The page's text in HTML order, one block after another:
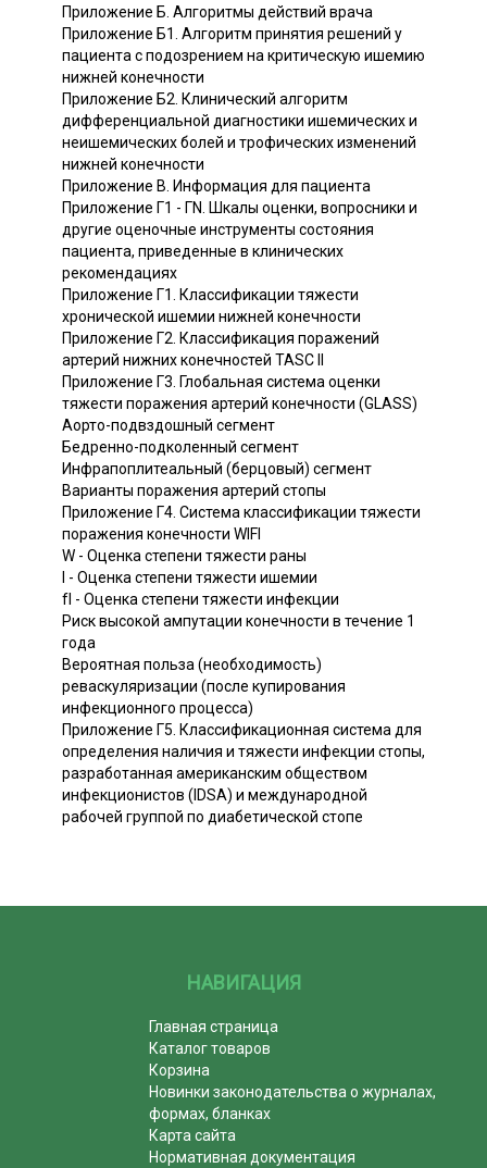
Приложение Б. Алгоритмы действий врача
Приложение Б1. Алгоритм принятия решений у
пациента с подозрением на критическую ишемию
нижней конечности
Приложение Б2. Клинический алгоритм
дифференциальной диагностики ишемических и
неишемических болей и трофических изменений
нижней конечности
Приложение В. Информация для пациента
Приложение Г1 - ГN. Шкалы оценки, вопросники и
другие оценочные инструменты состояния
пациента, приведенные в клинических
рекомендациях
Приложение Г1. Классификации тяжести
хронической ишемии нижней конечности
Приложение Г2. Классификация поражений
артерий нижних конечностей TASC II
Приложение Г3. Глобальная система оценки
тяжести поражения артерий конечности (GLASS)
Аорто-подвздошный сегмент
Бедренно-подколенный сегмент
Инфрапоплитеальный (берцовый) сегмент
Варианты поражения артерий стопы
Приложение Г4. Система классификации тяжести
поражения конечности WIFI
W - Оценка степени тяжести раны
I - Оценка степени тяжести ишемии
fI - Оценка степени тяжести инфекции
Риск высокой ампутации конечности в течение 1
года
Вероятная польза (необходимость)
реваскуляризации (после купирования
инфекционного процесса)
Приложение Г5. Классификационная система для
определения наличия и тяжести инфекции стопы,
разработанная американским обществом
инфекционистов (IDSA) и международной
рабочей группой по диабетической стопе
НАВИГАЦИЯ
Главная страница
Каталог товаров
Корзина
Новинки законодательства о журналах,
формах, бланках
Карта сайта
Нормативная документация